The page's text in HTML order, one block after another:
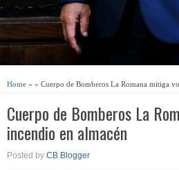
Home » » Cuerpo de Bomberos La Romana mitiga
Cuerpo de Bomberos La
incendio en almacén
Posted by CB Blogger